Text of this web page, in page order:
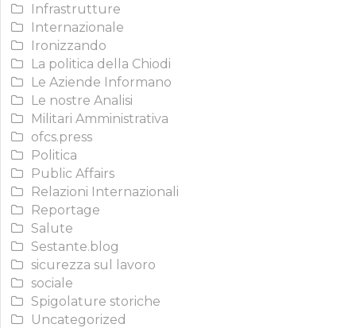
Infrastrutture
Internazionale
Ironizzando
La politica della Chiodi
Le Aziende Informano
Le nostre Analisi
Militari Amministrativa
ofcs.press
Politica
Public Affairs
Relazioni Internazionali
Reportage
Salute
Sestante.blog
sicurezza sul lavoro
sociale
Spigolature storiche
Uncategorized